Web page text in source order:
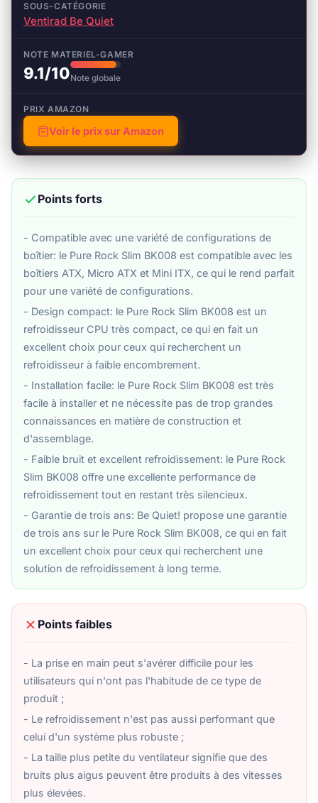
SOUS-CATÉGORIE
Ventirad Be Quiet
NOTE MATERIEL-GAMER
9.1/10Note globale
PRIX AMAZON
Voir le prix sur Amazon
Points forts
- Compatible avec une variété de configurations de
boîtier: le Pure Rock Slim BK008 est compatible avec les
boîtiers ATX, Micro ATX et Mini ITX, ce qui le rend parfait
pour une variété de configurations.
- Design compact: le Pure Rock Slim BK008 est un
refroidisseur CPU très compact, ce qui en fait un
excellent choix pour ceux qui recherchent un
refroidisseur à faible encombrement.
- Installation facile: le Pure Rock Slim BK008 est très
facile à installer et ne nécessite pas de trop grandes
connaissances en matière de construction et
d'assemblage.
- Faible bruit et excellent refroidissement: le Pure Rock
Slim BK008 offre une excellente performance de
refroidissement tout en restant très silencieux.
- Garantie de trois ans: Be Quiet! propose une garantie
de trois ans sur le Pure Rock Slim BK008, ce qui en fait
un excellent choix pour ceux qui recherchent une
solution de refroidissement à long terme.
Points faibles
- La prise en main peut s'avérer difficile pour les
utilisateurs qui n'ont pas l'habitude de ce type de
produit ;
- Le refroidissement n'est pas aussi performant que
celui d'un système plus robuste ;
- La taille plus petite du ventilateur signifie que des
bruits plus aigus peuvent être produits à des vitesses
plus élevées.